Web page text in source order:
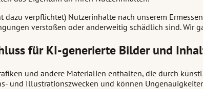
dazu verpflichtet) Nutzerinhalte nach unserem
verstoßen oder anderweitig schädlich sind.
für KI-generierte Bilder und
und andere Materialien enthalten, die durch
und Illustrationszwecken und können